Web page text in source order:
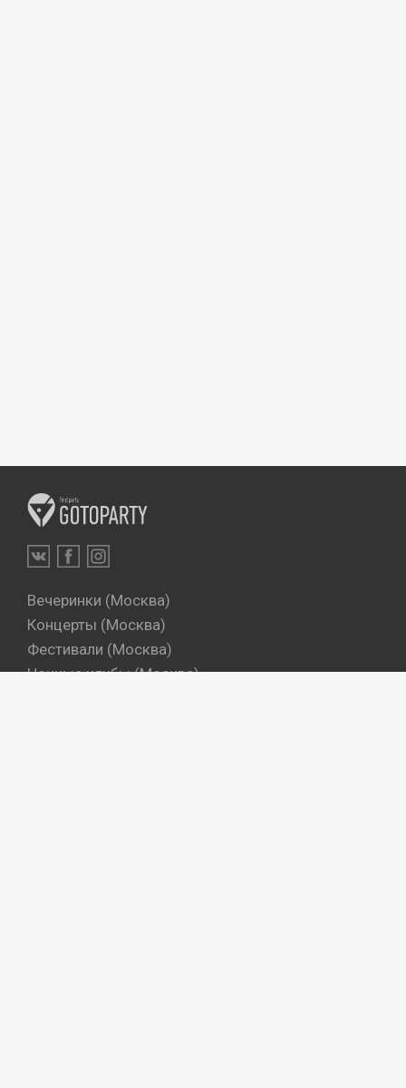
Вечеринки (Москва)
Концерты (Москва)
Фестивали (Москва)
Ночные клубы (Москва)